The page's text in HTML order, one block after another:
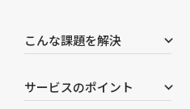
こんな課題を解決
サービスのポイント